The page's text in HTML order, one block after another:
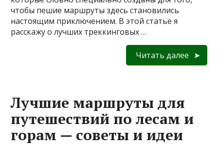
чтобы пешие маршруты здесь становились
настоящим приключением. В этой статье я
расскажу о лучших треккинговых …
Читать далее
Лучшие маршруты для
путешествий по лесам и
горам — советы и идеи